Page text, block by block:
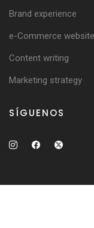
Brand experience
e-Commerce website
Content writing
Marketing strategy
SÍGUENOS